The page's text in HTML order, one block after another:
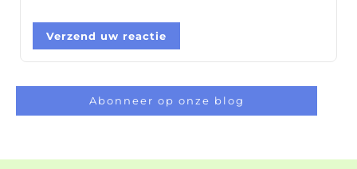
Verzend uw reactie
Abonneer op onze blog